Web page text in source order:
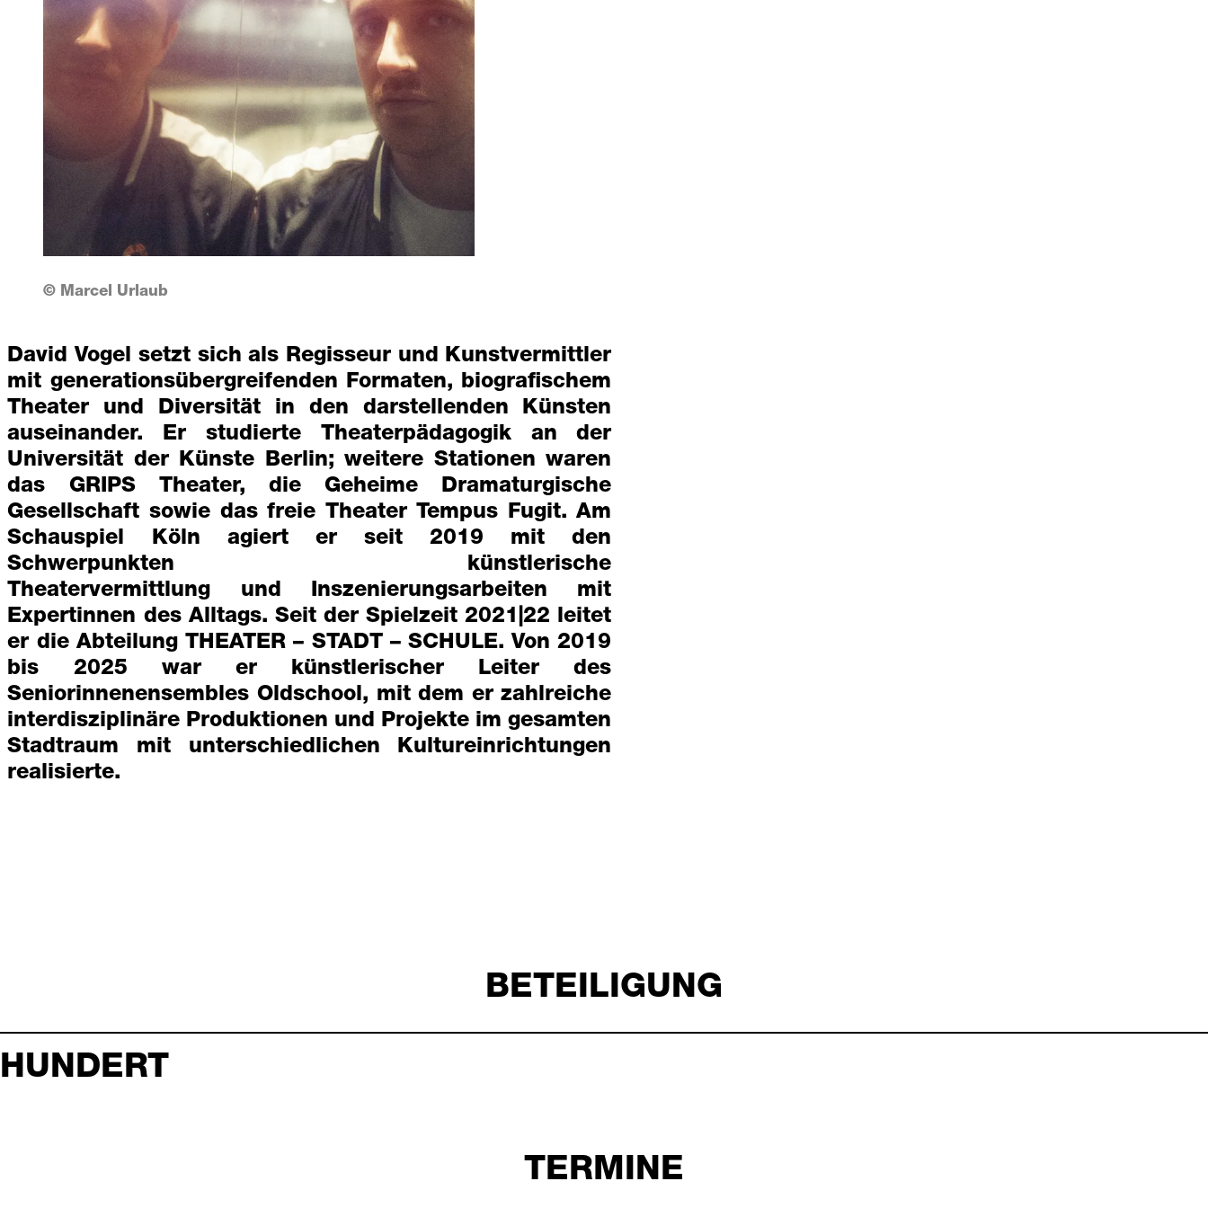
David Vogel setzt sich als Regisseur und Kunstvermittler
mit generationsübergreifenden Formaten, biografischem
Theater und Diversität in den darstellenden Künsten
auseinander. Er studierte Theaterpädagogik an der
Universität der Künste Berlin; weitere Stationen waren
das GRIPS Theater, die Geheime Dramaturgische
Gesellschaft sowie das freie Theater Tempus Fugit. Am
Schauspiel Köln agiert er seit 2019 mit den
Schwerpunkten
künstlerische
Theatervermittlung
und
Inszenierungsarbeiten mit
Expertinnen des Alltags. Seit der Spielzeit 2021|22 leitet
er die Abteilung THEATER – STADT – SCHULE. Von 2019
bis 2025 war er künstlerischer Leiter des
Seniorinnenensembles Oldschool, mit dem er zahlreiche
interdisziplinäre Produktionen und Projekte im gesamten
Stadtraum mit unterschiedlichen Kultureinrichtungen
realisierte.
© Marcel Urlaub
BETEILIGUNG
HUNDERT
TERMINE